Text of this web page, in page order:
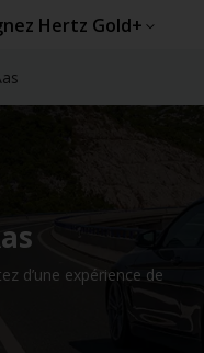
Hertz Gold+
d’une expérience de